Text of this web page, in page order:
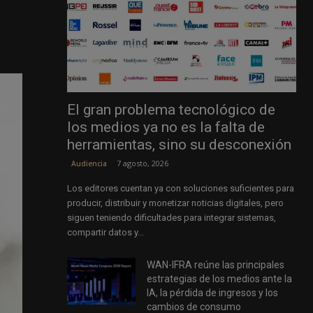
El gran problema tecnológico de
los medios ya no es la falta de
herramientas, sino su desconexión
Audiencia 7 agosto, 2026
Los editores cuentan ya con soluciones suficientes para
producir, distribuir y monetizar noticias digitales, pero
siguen teniendo dificultades para integrar sistemas,
compartir datos y...
WAN-IFRA reúne las principales
estrategias de los medios ante la
IA, la pérdida de ingresos y los
cambios de consumo